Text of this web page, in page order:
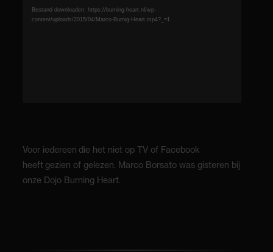
Bestand downloaden: https://burning-heart.nl/wp-
content/uploads/2015/04/Marco-Burnig-Heart.mp4?_=1
Voor iedereen die het niet op TV of Facebook
heeft gezien of gelezen. Marco Borsato was gisteren bij
onze Dojo Burning Heart.